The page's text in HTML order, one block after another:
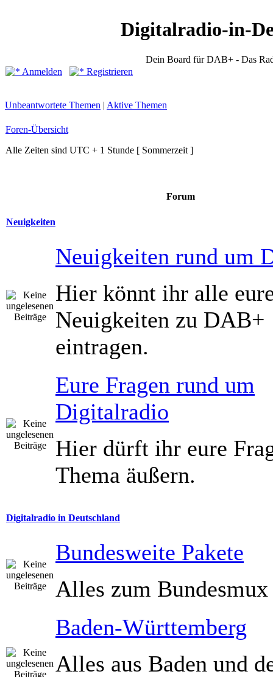
Digitalradio-in-
Dein Board für DAB+ - Das
Anmelden
Registrieren
Unbeantwortete Themen | Aktive Themen
Foren-Übersicht
Alle Zeiten sind UTC + 1 Stunde [ Sommerzeit ]
Forum
Neuigkeiten
Neuigkeiten rund um
Hier könnt ihr alle
Neuigkeiten zu DAB+
eintragen.
Eure Fragen rund um
Digitalradio
Hier dürft ihr eure
Thema äußern.
Digitalradio in Deutschland
Bundesweite Pakete
Alles zum Bundesmux
Baden-Württemberg
Alles aus Baden und